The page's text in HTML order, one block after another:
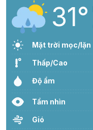
31°
Mặt trời mọc/lặn
Thấp/Cao
Độ ẩm
Tầm nhìn
Gió